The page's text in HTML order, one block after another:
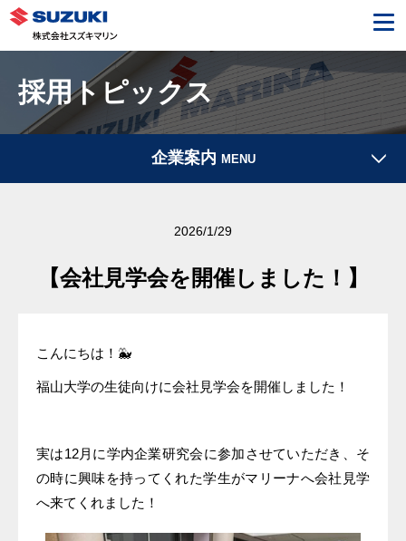
採用トピックス
企業案内 MENU
2026/1/29
【会社見学会を開催しました！】
こんにちは！🐳
福山大学の生徒向けに会社見学会を開催しました！
実は12月に学内企業研究会に参加させていただき、そ
の時に興味を持ってくれた学生がマリーナへ会社見学
へ来てくれました！